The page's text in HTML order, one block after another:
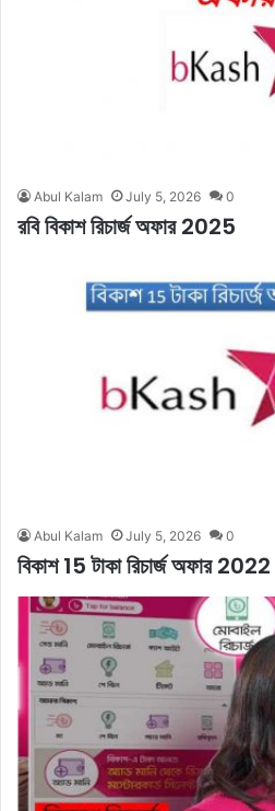
Abul Kalam July 5, 2026 0
রবি বিকাশ রিচার্জ অফার 2025
Abul Kalam July 5, 2026 0
বিকাশ 15 টাকা রিচার্জ অফার 2022